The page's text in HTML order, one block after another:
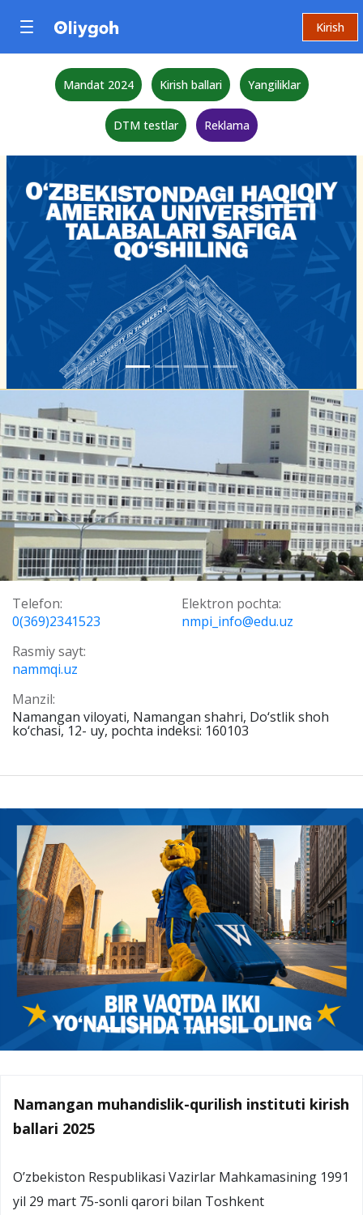
Kirish
Mandat 2024 Kirish ballari Yangiliklar
DTM testlar Reklama
Telefon:
0(369)2341523
Elektron pochta:
nmpi_info@edu.uz
Rasmiy sayt:
nammqi.uz
Manzil:
Namangan viloyati, Namangan shahri, Do‘stlik shoh
ko‘chasi, 12- uy, pochta indeksi: 160103
Namangan muhandislik-qurilish instituti kirish
ballari 2025
O’zbekiston Respublikasi Vazirlar Mahkamasining 1991
yil 29 mart 75-sonli qarori bilan Toshkent